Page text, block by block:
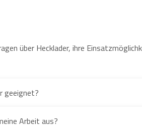
über Hecklader, ihre
geeignet?
Arbeit aus?